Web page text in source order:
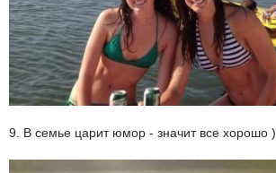
9. В семье царит юмор - значит все хорошо )